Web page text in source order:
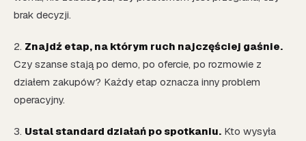
brak decyzji.
2. Znajdź etap, na którym ruch najczęściej gaśnie.
Czy szanse stają po demo, po ofercie, po rozmowie z
działem zakupów? Każdy etap oznacza inny problem
operacyjny.
3. Ustal standard działań po spotkaniu. Kto wysyła